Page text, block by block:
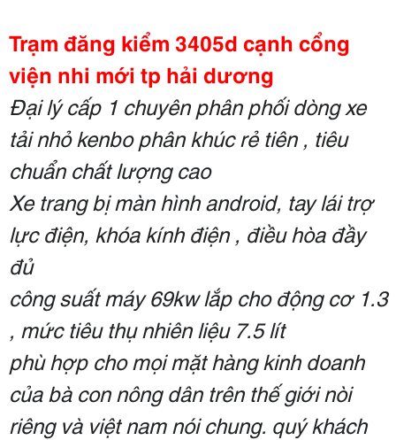
Trạm đăng kiểm 3405d cạnh cổng
viện nhi mới tp hải dương
Đại lý cấp 1 chuyên phân phối dòng xe
tải nhỏ kenbo phân khúc rẻ tiên , tiêu
chuẩn chất lượng cao
Xe trang bị màn hình android, tay lái trợ
lực điện, khóa kính điện , điều hòa đầy
đủ
công suất máy 69kw lắp cho động cơ 1.3
, mức tiêu thụ nhiên liệu 7.5 lít
phù hợp cho mọi mặt hàng kinh doanh
của bà con nông dân trên thế giới nòi
riêng và việt nam nói chung. quý khách